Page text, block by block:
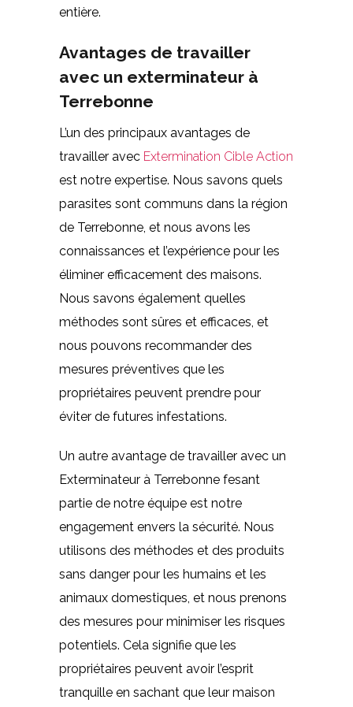
entière.
Avantages de travailler
avec un exterminateur à
Terrebonne
L’un des principaux avantages de
travailler avec Extermination Cible Action
est notre expertise. Nous savons quels
parasites sont communs dans la région
de Terrebonne, et nous avons les
connaissances et l’expérience pour les
éliminer efficacement des maisons.
Nous savons également quelles
méthodes sont sûres et efficaces, et
nous pouvons recommander des
mesures préventives que les
propriétaires peuvent prendre pour
éviter de futures infestations.
Un autre avantage de travailler avec un
Exterminateur à Terrebonne fesant
partie de notre équipe est notre
engagement envers la sécurité. Nous
utilisons des méthodes et des produits
sans danger pour les humains et les
animaux domestiques, et nous prenons
des mesures pour minimiser les risques
potentiels. Cela signifie que les
propriétaires peuvent avoir l’esprit
tranquille en sachant que leur maison